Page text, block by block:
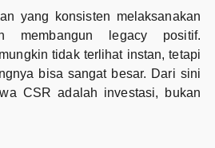
yang konsisten melaksanakan
membangun legacy positif.
tidak terlihat instan, tetapi
bisa sangat besar. Dari sini
CSR adalah investasi, bukan